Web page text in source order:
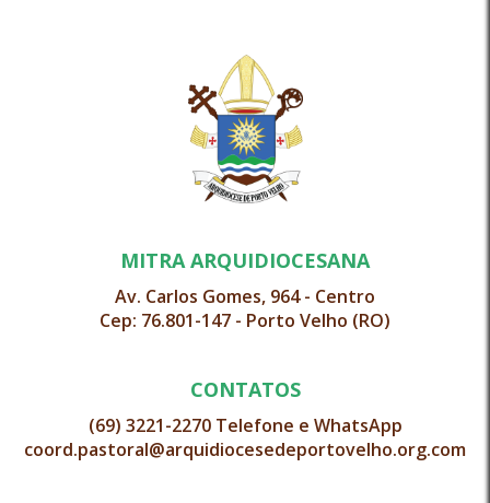
MITRA ARQUIDIOCESANA
Av. Carlos Gomes, 964 - Centro
Cep: 76.801-147 - Porto Velho (RO)
CONTATOS
(69) 3221-2270 Telefone e WhatsApp
coord.pastoral@arquidiocesedeportovelho.org.com